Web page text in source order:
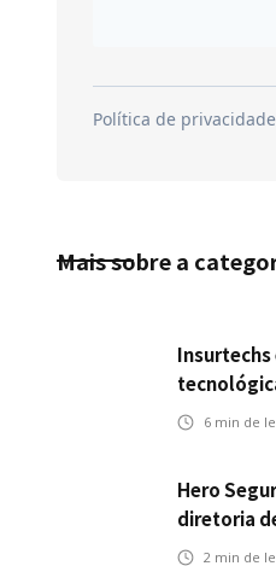
Mais sobre a
teste da
6 min de
Hero
diretoria
2 min de